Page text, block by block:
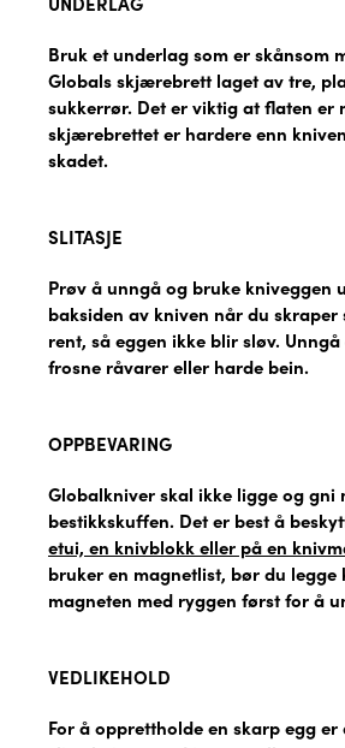
Bruk et underlag som er skånsom
Globals skjærebrett laget av tre,
sukkerrør. Det er viktig at flaten er
skjærebrettet er hardere enn
skadet.
SLITASJE
Prøv å unngå og bruke kniveggen
baksiden av kniven når du
rent, så eggen ikke blir sløv.
frosne råvarer eller harde bein.
OPPBEVARING
Globalkniver skal ikke ligge og gni
bestikkskuffen. Det er best å
etui, en knivblokk eller på en
bruker en magnetlist, bør du legge
magneten med ryggen først for å
VEDLIKEHOLD
For å opprettholde en skarp egg